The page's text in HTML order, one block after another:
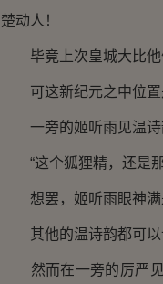
楚动人！
毕竟上次皇城大比他
可这新纪元之中位置
一旁的姬听雨见温诗
“这个狐狸精，还是那
想罢，姬听雨眼神满
其他的温诗韵都可以
然而在一旁的厉严见